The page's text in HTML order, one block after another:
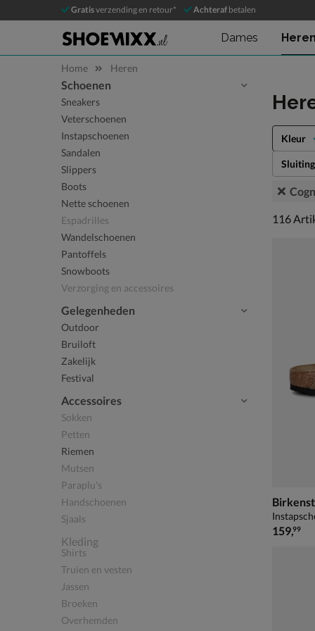
Gratisverzending en retour* Achteraf betalen
Dames Heren
Home Heren
Sla categorieën over
Schoenen
Sneakers
Veterschoenen
Instapschoenen
Sandalen
Slippers
Boots
Nette schoenen
Espadrilles
Wandelschoenen
Pantoffels
Snowboots
Verzorging en accessoires
Gelegenheden
Outdoor
Bruiloft
Zakelijk
Festival
Accessoires
Sokken
Petten
Riemen
Mutsen
Paraplu's
Handschoenen
Sjaals
Kleding
Shirts
Truien en vesten
Jassen
Broeken
Overhemden
Kleur
Sluiting
116
116
€ 159,99
159,99